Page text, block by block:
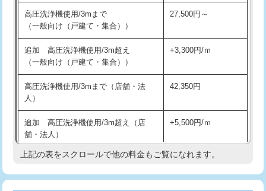
高圧洗浄機使用/3mまで
（一般向け（戸建て・集合））
27,500円～
追加 高圧洗浄機使用/3m超え
（一般向け（戸建て・集合））
+3,300円/ｍ
高圧洗浄機使用/3mまで（店舗・法
人）
42,350円
追加 高圧洗浄機使用/3m超え（店
舗・法人）
+5,500円/ｍ
高度高圧洗浄換 現地調査
上記の表をスクロールで他の料金もご覧になれます。